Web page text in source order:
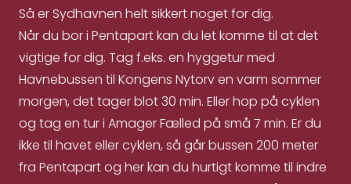
Så er Sydhavnen helt sikkert noget for dig.
Når du bor i Pentapart kan du let komme til at det
vigtige for dig. Tag f.eks. en hyggetur med
Havnebussen til Kongens Nytorv en varm sommer
morgen, det tager blot 30 min. Eller hop på cyklen
og tag en tur i Amager Fælled på små 7 min. Er du
ikke til havet eller cyklen, så går bussen 200 meter
fra Pentapart og her kan du hurtigt komme til indre